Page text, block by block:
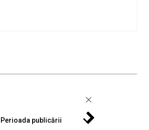
Perioada publicării